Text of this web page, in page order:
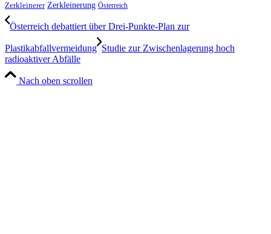
Zerkleinerer Zerkleinerung Österreich
Österreich debattiert über Drei-Punkte-Plan zur
Plastikabfallvermeidung Studie zur Zwischenlagerung hoch
radioaktiver Abfälle
Nach oben scrollen